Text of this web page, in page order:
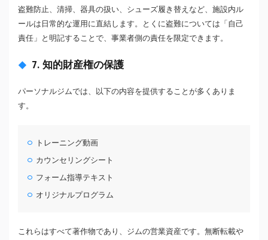
盗難防止、清掃、器具の扱い、シューズ履き替えなど、施設内ル
ールは日常的な運用に直結します。とくに盗難については「自己
責任」と明記することで、事業者側の責任を限定できます。
7. 知的財産権の保護
パーソナルジムでは、以下の内容を提供することが多くありま
す。
トレーニング動画
カウンセリングシート
フォーム指導テキスト
オリジナルプログラム
これらはすべて著作物であり、ジムの営業資産です。無断転載や